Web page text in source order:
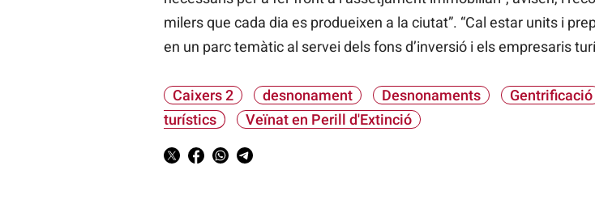
milers que cada dia es produeixen a la ciutat”. “Cal estar units i
en un parc temàtic al servei dels fons d’inversió i els empresaris
Caixers 2 desnonament Desnonaments Gentrificació
turístics
Veïnat en Perill d'Extinció